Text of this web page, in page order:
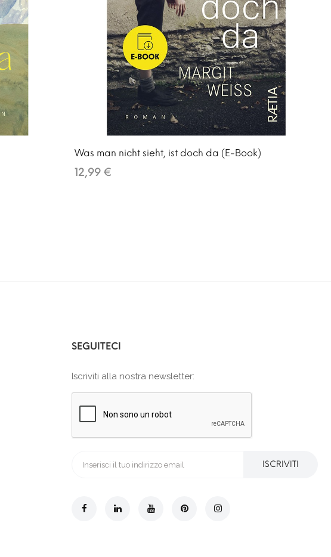
Was man nicht sieht, ist doch da (E-Book)
12,99 €
SEGUITECI
Iscriviti alla nostra newsletter:
ISCRIVITI